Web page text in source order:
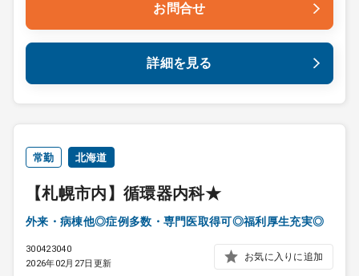
お問合せ
詳細を見る
常勤 北海道
【札幌市内】循環器内科★
外来・病棟他◎症例多数・専門医取得可◎福利厚生充実◎
300423040
2026年02月27日更新
お気に入りに追加